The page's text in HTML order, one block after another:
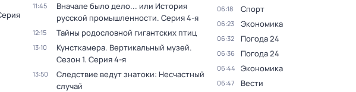
11:45
Вначале было дело... или История
русской промышленности. Серия 4-я
12:15 Тайны родословной гигантских птиц
13:10 Кунсткамера. Вертикальный музей.
Сезон 1. Серия 4-я
13:50
Следствие ведут знатоки: Несчастный
случай
06:18 Спорт
06:23 Экономика
06:32 Погода 24
06:36 Погода 24
06:44 Экономика
06:47 Вести